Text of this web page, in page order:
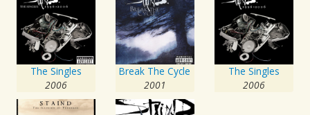
The Singles
2006
Break The Cycle
2001
The Singles
2006